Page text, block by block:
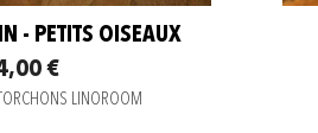
- PETITS OISEAUX
€
LINOROOM